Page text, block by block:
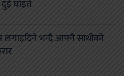
घाइते
लगाइदिने भन्दै आफ्नै साथीको